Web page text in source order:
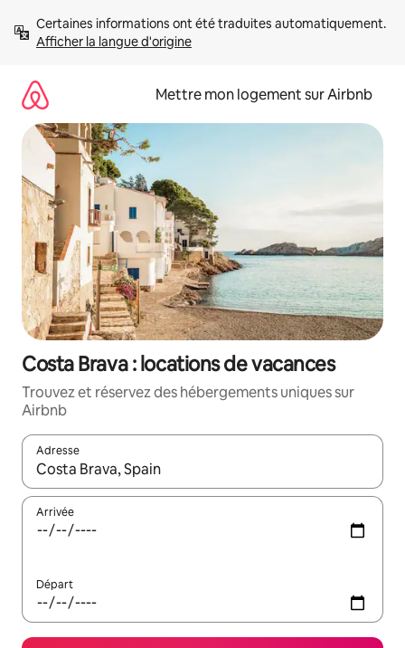
directement
Afficher la langue d'origine
Mettre mon logement sur Airbnb
Costa Brava : locations de vacances
Trouvez et réservez des hébergements uniques sur
Airbnb
Adresse
Lorsque les résultats s'affichent, utilisez les flèches vers le
Arrivée
Départ